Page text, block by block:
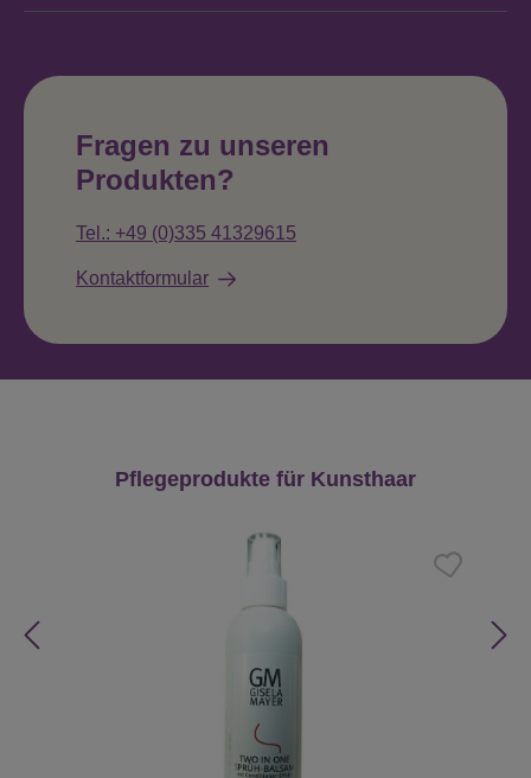
Fragen zu unseren
Produkten?
Tel.: +49 (0)335 41329615
Kontaktformular
Produktgalerie überspringen
Pflegeprodukte für Kunsthaar